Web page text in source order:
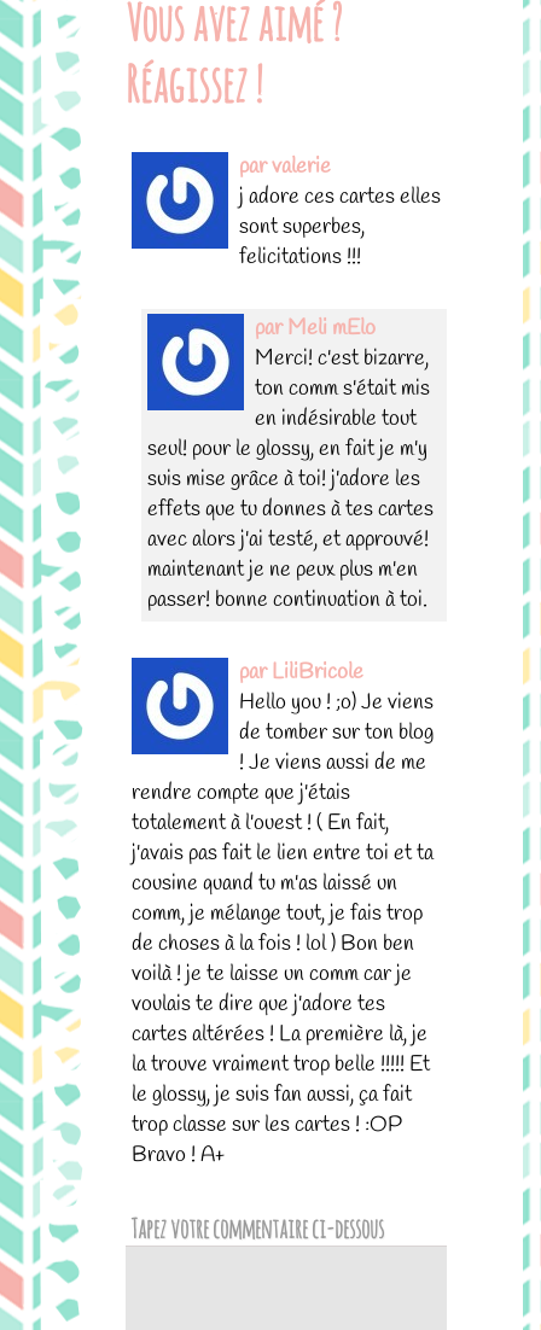
Vous avez aimé ?
Réagissez !
par valerie
j adore ces cartes elles
sont superbes,
felicitations !!!
par Meli mElo
Merci! c'est bizarre,
ton comm s'était mis
en indésirable tout
seul! pour le glossy, en fait je m'y
suis mise grâce à toi! j'adore les
effets que tu donnes à tes cartes
avec alors j'ai testé, et approuvé!
maintenant je ne peux plus m'en
passer! bonne continuation à toi.
par LiliBricole
Hello you ! ;o) Je viens
de tomber sur ton blog
! Je viens aussi de me
rendre compte que j'étais
totalement à l'ouest ! ( En fait,
j'avais pas fait le lien entre toi et ta
cousine quand tu m'as laissé un
comm, je mélange tout, je fais trop
de choses à la fois ! lol ) Bon ben
voilà ! je te laisse un comm car je
voulais te dire que j'adore tes
cartes altérées ! La première là, je
la trouve vraiment trop belle !!!!! Et
le glossy, je suis fan aussi, ça fait
trop classe sur les cartes ! :OP
Bravo ! A+
Tapez votre commentaire ci-dessous